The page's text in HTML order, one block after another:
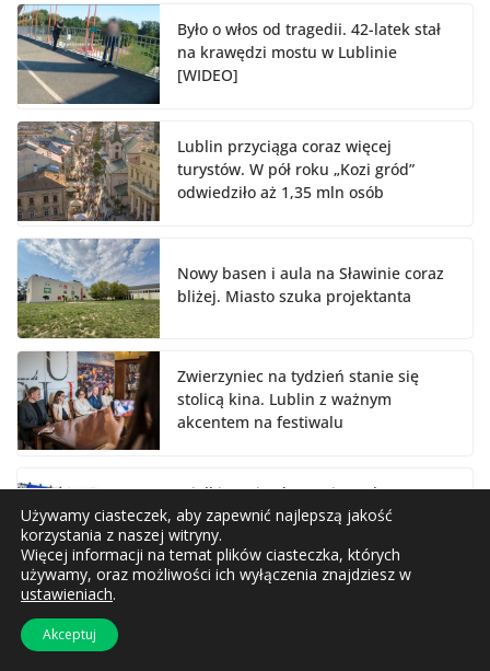
Było o włos od tragedii. 42-latek stał
na krawędzi mostu w Lublinie
[WIDEO]
Lublin przyciąga coraz więcej
turystów. W pół roku „Kozi gród”
odwiedziło aż 1,35 mln osób
Nowy basen i aula na Sławinie coraz
bliżej. Miasto szuka projektanta
Zwierzyniec na tydzień stanie się
stolicą kina. Lublin z ważnym
akcentem na festiwalu
Wielkie gwiazdy przejmą Plac
Zamkowy. Lato z Radiem wraca do
Lublina
Używamy ciasteczek, aby zapewnić najlepszą jakość
korzystania z naszej witryny.
Więcej informacji na temat plików ciasteczka, których
używamy, oraz możliwości ich wyłączenia znajdziesz w
ustawieniach.
Akceptuj